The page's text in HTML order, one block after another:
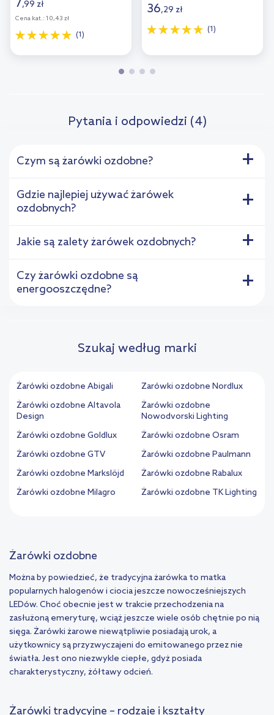
7,99 zł
Cena kat.: 10,43 zł
(1)
36,29 zł
(1)
Pytania i odpowiedzi (4)
Czym są żarówki ozdobne? +
Gdzie najlepiej używać żarówek
ozdobnych?
+
Jakie są zalety żarówek ozdobnych? +
Czy żarówki ozdobne są
energooszczędne?
+
Szukaj według marki
Żarówki ozdobne Abigali
Żarówki ozdobne Altavola
Design
Żarówki ozdobne Goldlux
Żarówki ozdobne GTV
Żarówki ozdobne Markslöjd
Żarówki ozdobne Milagro
Żarówki ozdobne Nordlux
Żarówki ozdobne
Nowodvorski Lighting
Żarówki ozdobne Osram
Żarówki ozdobne Paulmann
Żarówki ozdobne Rabalux
Żarówki ozdobne TK Lighting
Żarówki ozdobne
Można by powiedzieć, że tradycyjna żarówka to matka
popularnych halogenów i ciocia jeszcze nowocześniejszych
LEDów. Choć obecnie jest w trakcie przechodzenia na
zasłużoną emeryturę, wciąż jeszcze wiele osób chętnie po nią
sięga. Żarówki żarowe niewątpliwie posiadają urok, a
użytkownicy są przyzwyczajeni do emitowanego przez nie
światła. Jest ono niezwykle ciepłe, gdyż posiada
charakterystyczny, żółtawy odcień.
Żarówki tradycyjne – rodzaje i kształty